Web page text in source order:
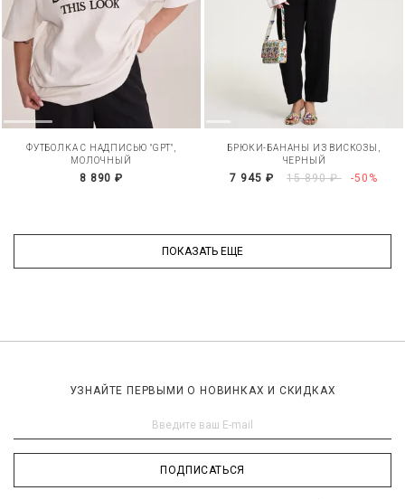
ФУТБОЛКА С НАДПИСЬЮ "GPT",
МОЛОЧНЫЙ
8 890 ₽
БРЮКИ-БАНАНЫ ИЗ ВИСКОЗЫ,
ЧЕРНЫЙ
7 945 ₽ 15 890 ₽ -50%
ПОКАЗАТЬ ЕЩЕ
УЗНАЙТЕ ПЕРВЫМИ О НОВИНКАХ И СКИДКАХ
ПОДПИСАТЬСЯ